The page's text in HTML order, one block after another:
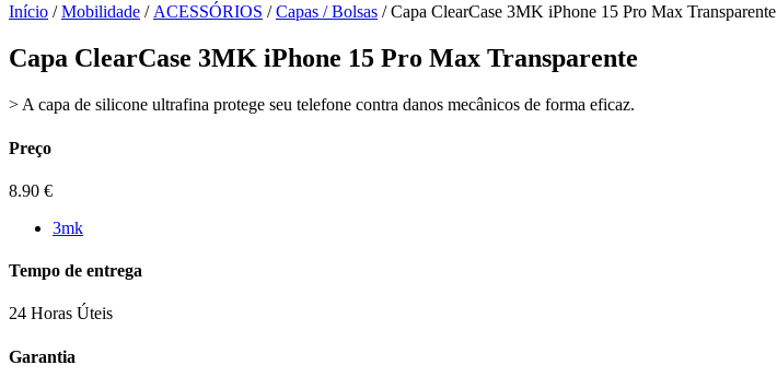
Início /Mobilidade /ACESSÓRIOS /Capas / Bolsas / Capa ClearCase 3MK iPhone 15 Pro Max Transparente
Capa ClearCase 3MK iPhone 15 Pro Max Transparente
> A capa de silicone ultrafina protege seu telefone contra danos mecânicos de forma eficaz.
Preço
8.90 €
3mk
Tempo de entrega
24 Horas Úteis
Garantia